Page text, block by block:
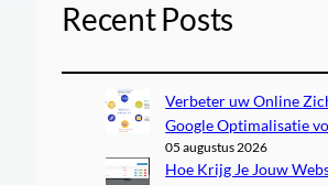
Recent Posts
Verbeter uw Online
Google Optimalisatie
05 augustus 2026
Hoe Krijg Je Jouw